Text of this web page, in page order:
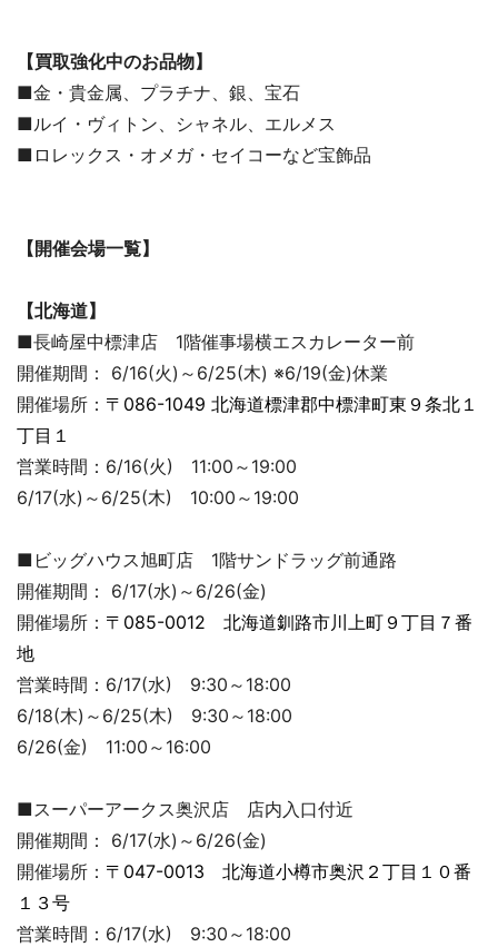
【買取強化中のお品物】
■金・貴金属、プラチナ、銀、宝石
■ルイ・ヴィトン、シャネル、エルメス
■ロレックス・オメガ・セイコーなど宝飾品
【開催会場一覧】
【北海道】
■長崎屋中標津店 1階催事場横エスカレーター前
開催期間： 6/16(火)～6/25(木) ※6/19(金)休業
開催場所： 〒086-1049 北海道標津郡中標津町東９条北１
丁目１
営業時間：6/16(火) 11:00～19:00
6/17(水)～6/25(木) 10:00～19:00
■ビッグハウス旭町店 1階サンドラッグ前通路
開催期間： 6/17(水)～6/26(金)
開催場所： 〒085-0012 北海道釧路市川上町９丁目７番
地
営業時間：6/17(水) 9:30～18:00
6/18(木)～6/25(木) 9:30～18:00
6/26(金) 11:00～16:00
■スーパーアークス奥沢店 店内入口付近
開催期間： 6/17(水)～6/26(金)
開催場所： 〒047-0013 北海道小樽市奥沢２丁目１０番
１３号
営業時間：6/17(水) 9:30～18:00